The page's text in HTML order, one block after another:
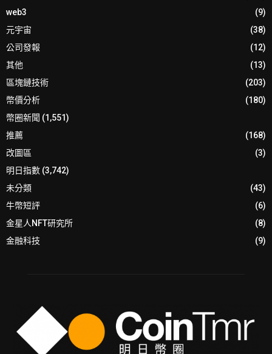
web3
(9)
元宇宙
(38)
公司發報
(12)
其他
(13)
區塊鏈技術
(203)
幣價分析
(180)
幣圈新聞 (1,551)
推薦
(168)
改圖區
(3)
明日指數 (3,742)
未分類
(43)
牛幣短評
(6)
金星人NFT研究所
(8)
金融科技
(9)